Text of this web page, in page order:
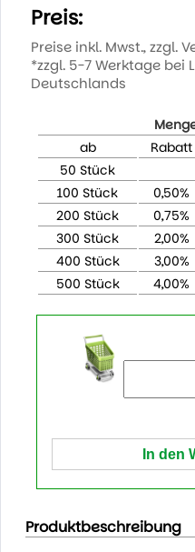
Preis:
Preise inkl. Mwst., zzgl.
*zzgl. 5-7 Werktage bei
Deutschlands
ab
Rabatt
50 Stück
100 Stück
0,50%
200 Stück
0,75%
300 Stück
2,00%
400 Stück
3,00%
500 Stück
4,00%
Produktbeschreibung